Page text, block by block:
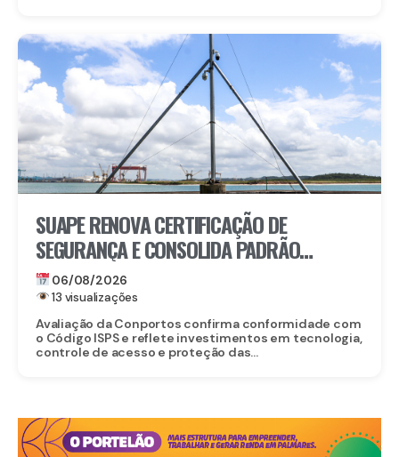
SUAPE RENOVA CERTIFICAÇÃO DE
SEGURANÇA E CONSOLIDA PADRÃO
INTERNACIONAL
06/08/2026
13 visualizações
Avaliação da Conportos confirma conformidade com
o Código ISPS e reflete investimentos em tecnologia,
controle de acesso e proteção das...